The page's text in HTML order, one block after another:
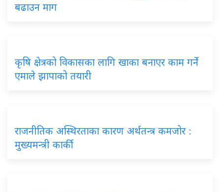
बढाउन माग
कृषि क्षेत्रको विकासका लागि खाका बनाएर काम गर्ने
एमाले झापाको तयारी
राजनीतिक अस्थिरताका कारण अर्थतन्त्र कमजोर :
मुख्यमन्त्री कार्की